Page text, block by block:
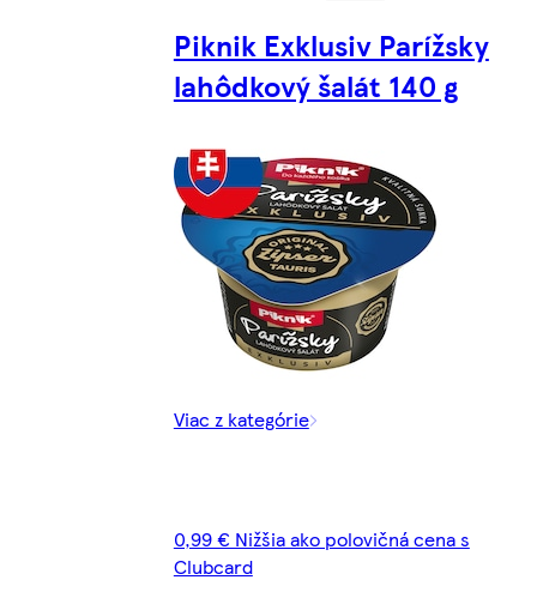
Piknik Exklusiv Parížsky
lahôdkový šalát 140 g
Viac z kategórie
0,99 € Nižšia ako polovičná cena s
Clubcard